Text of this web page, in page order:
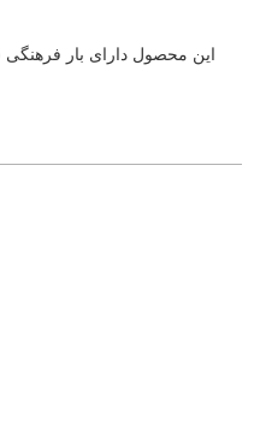
این محصول دارای بار فرهنگی